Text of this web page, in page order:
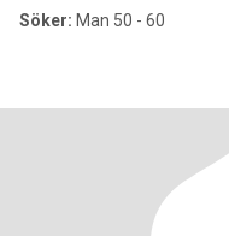
Söker: Man 50 - 60